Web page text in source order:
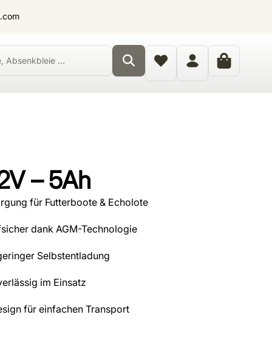
– 5Ah
für Futterboote & Echolote
dank AGM-Technologie
Selbstentladung
im Einsatz
für einfachen Transport